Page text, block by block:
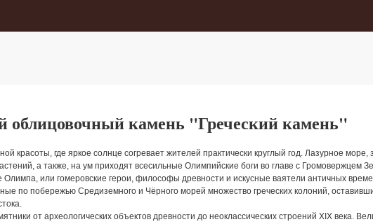
облицовочный камень "Греческий камень"
красоты, где яркое солнце согревает жителей практически круглый год. Лазурное
а также, на ум приходят всесильные Олимпийские боги во главе с Громовержцем
Олимпа, или гомеровские герои, философы древности и искусные ваятели античных
по побережью Средиземного и Чёрного морей множество греческих колоний,
от археологических объектов древности до неоклассических строений XIX века.